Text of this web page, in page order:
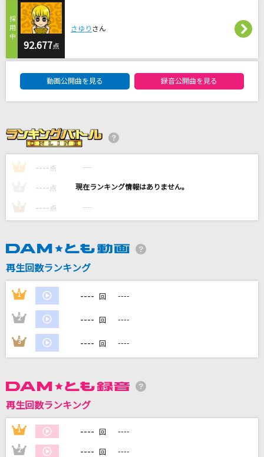
アイナ・ジ・エンド
今夜月の見える丘に
ハイドアンド・シーク
清水翔太
92.677点
さゆり さん
動画公開曲を見る 録音公開曲を見る
1 ---- 点 ----
---- 点 ----
3 ---- 点 ----
再生回数ランキング
1 ---- 回 ----
2 ---- 回 ----
3 ---- 回 ----
再生回数ランキング
1 ---- 回 ----
2 ---- 回 ----